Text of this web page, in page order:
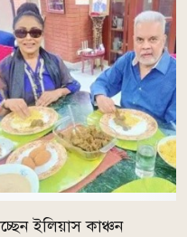
ইলিয়াস কাঞ্চন